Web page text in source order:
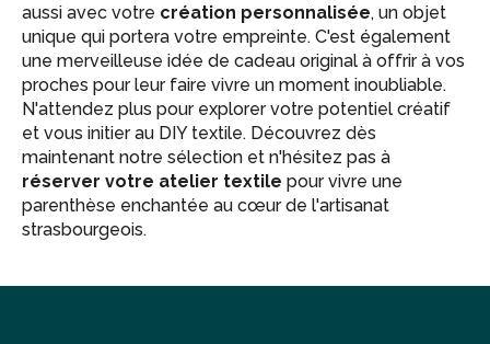
aussi avec votre création personnalisée, un objet
unique qui portera votre empreinte. C'est également
une merveilleuse idée de cadeau original à offrir à vos
proches pour leur faire vivre un moment inoubliable.
N'attendez plus pour explorer votre potentiel créatif
et vous initier au DIY textile. Découvrez dès
maintenant notre sélection et n'hésitez pas à
réserver votre atelier textile pour vivre une
parenthèse enchantée au cœur de l'artisanat
strasbourgeois.